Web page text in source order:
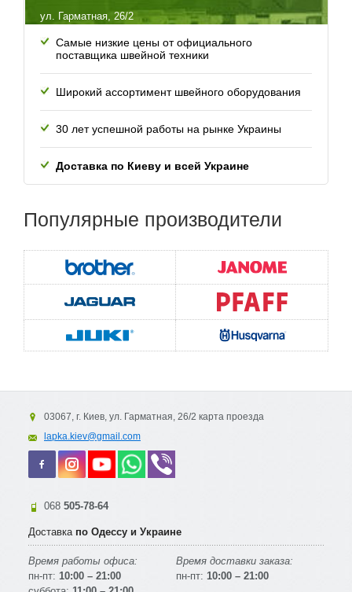
ул. Гарматная, 26/2
Самые низкие цены от официального
поставщика швейной техники
Широкий ассортимент швейного оборудования
30 лет успешной работы на рынке Украины
Доставка по Киеву и всей Украине
Популярные производители
03067, г. Киев, ул. Гарматная, 26/2 карта проезда
lapka.kiev@gmail.com
068 505-78-64
Доставка по Одессу и Украине
Время работы офиса:
пн-пт: 10:00 – 21:00
Время доставки заказа:
пн-пт: 10:00 – 21:00